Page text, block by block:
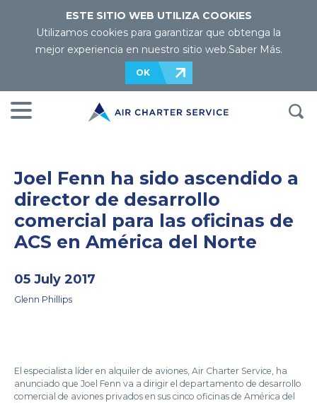
ESTE SITIO WEB UTILIZA COOKIES
Utilizamos cookies para garantizar que obtenga la
mejor experiencia en nuestro sitio web.Saber Más.
OK
Joel Fenn ha sido ascendido a
director de desarrollo
comercial para las oficinas de
ACS en América del Norte
05 July 2017
Glenn Phillips
El especialista líder en alquiler de aviones, Air Charter Service, ha
anunciado que Joel Fenn va a dirigir el departamento de desarrollo
comercial de aviones privados en sus cinco oficinas de América del